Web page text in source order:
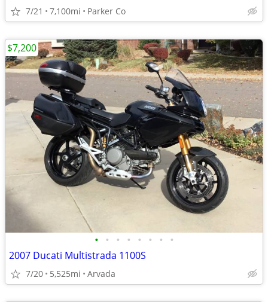
7/21 7,100mi Parker Co
• • • • • • • •
2007 Ducati Multistrada 1100S
7/20 5,525mi Arvada
$7,200